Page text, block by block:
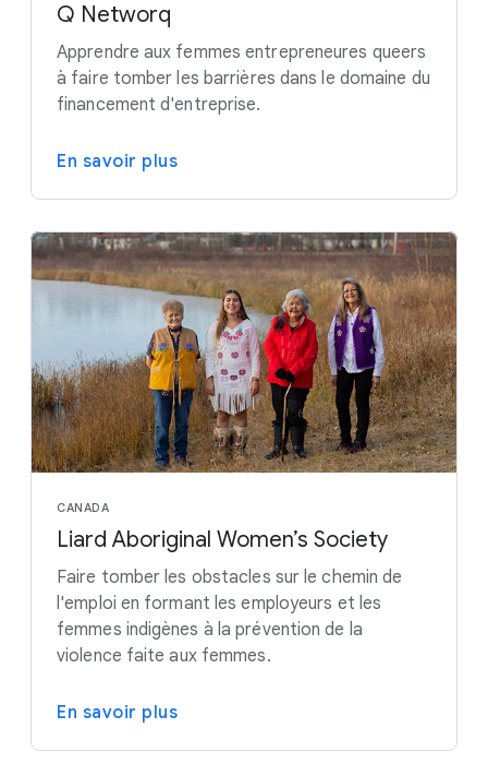
Q Networq
Apprendre aux femmes entrepreneures queers
à faire tomber les barrières dans le domaine du
financement d'entreprise.
En savoir plus
CANADA
Liard Aboriginal Women’s Society
Faire tomber les obstacles sur le chemin de
l'emploi en formant les employeurs et les
femmes indigènes à la prévention de la
violence faite aux femmes.
En savoir plus